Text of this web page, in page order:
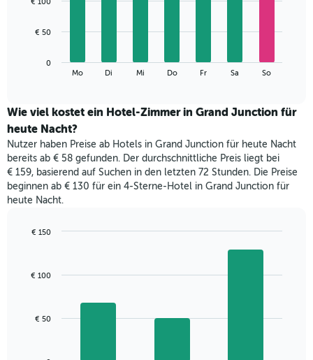
X-
die
Monate
hat
1
Y-
Achse,
die
den
durchschnittlichen
Zimmerpreis
with
bars.
folgende
den
durchschnittlichen
Preis
eines
Zimmers
für
den
jeweiligen
Das
X-
die
Mo Di Mi Do Fr Sa So
0
€ 50
€ 100
Wie viel kostet ein Hotel-Zimmer in Grand Junction für
heute Nacht?
Nutzer haben Preise ab Hotels in Grand Junction für heute Nacht
bereits ab € 58 gefunden. Der durchschnittliche Preis liegt bei
€ 159, basierend auf Suchen in den letzten 72 Stunden. Die Preise
beginnen ab € 130 für ein 4-Sterne-Hotel in Grand Junction für
heute Nacht.
Das€ 50
€ 100
€ 150